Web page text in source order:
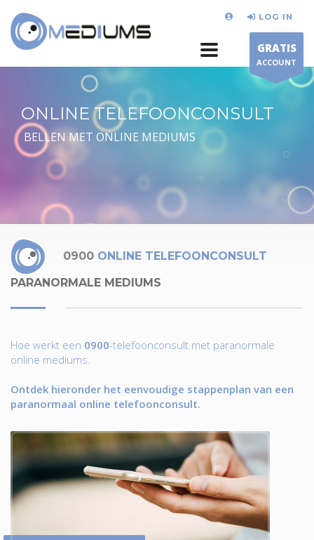
LOG IN
GRATIS
ACCOUNT
ONLINE TELEFOONCONSULT
BELLEN MET ONLINE MEDIUMS
0900 ONLINE TELEFOONCONSULT
PARANORMALE MEDIUMS
Hoe werkt een 0900-telefoonconsult met paranormale
online mediums.
Ontdek hieronder het eenvoudige stappenplan van een
paranormaal online telefoonconsult.